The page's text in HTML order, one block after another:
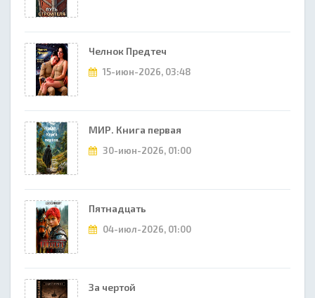
Челнок Предтеч
15-июн-2026, 03:48
МИР. Книга первая
30-июн-2026, 01:00
Пятнадцать
04-июл-2026, 01:00
За чертой